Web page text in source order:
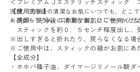
洗顔、洗浄後の清潔なお肌にいつでも、どこ
お顔はもちろん、二の腕や脚、ひじやかかと
【使用方法】
・洗顔・洗浄後の清潔なお肌にご使用くだ
スティックを約０．５センチ程度出し、
※出しすぎると折れたり、戻らなくなる場
※ご使用中は、スティックの縁がお肌にあ
【全成分】
・ホホバ種子油、ダイマージリノール酸